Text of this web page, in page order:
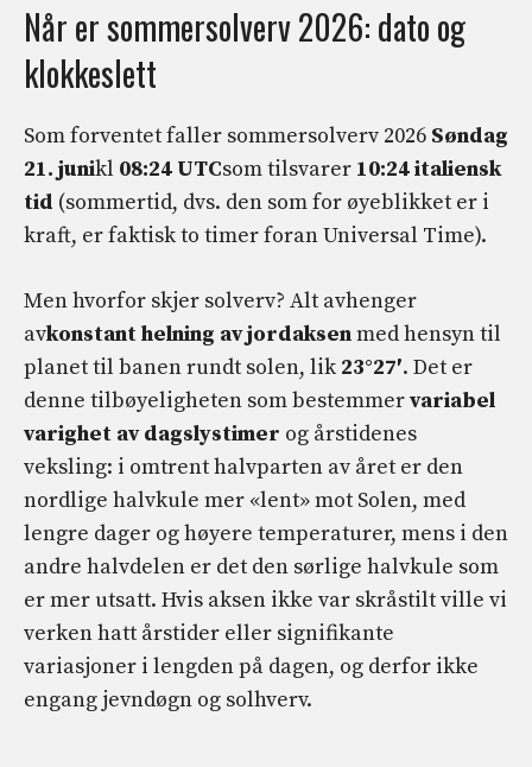
Når er sommersolverv 2026: dato og
klokkeslett
Som forventet faller sommersolverv 2026 Søndag
21. junikl 08:24 UTCsom tilsvarer 10:24 italiensk
tid (sommertid, dvs. den som for øyeblikket er i
kraft, er faktisk to timer foran Universal Time).
Men hvorfor skjer solverv? Alt avhenger
avkonstant helning av jordaksenmed hensyn til
planet til banen rundt solen, lik 23°27′. Det er
denne tilbøyeligheten som bestemmervariabel
varighet av dagslystimer og årstidenes
veksling: i omtrent halvparten av året er den
nordlige halvkule mer «lent» mot Solen, med
lengre dager og høyere temperaturer, mens i den
andre halvdelen er det den sørlige halvkule som
er mer utsatt. Hvis aksen ikke var skråstilt ville vi
verken hatt årstider eller signifikante
variasjoner i lengden på dagen, og derfor ikke
engang jevndøgn og solhverv.